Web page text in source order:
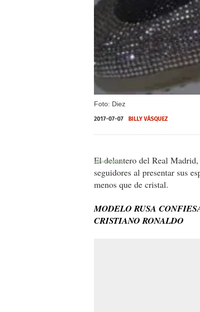
Foto: Diez
2017-07-07 BILLY VÁSQUEZ
El delantero del Real Madrid,
seguidores al presentar sus
menos que de cristal.
MODELO RUSA
CRISTIANO RONALDO